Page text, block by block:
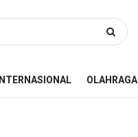
INTERNASIONAL OLAHRAGA